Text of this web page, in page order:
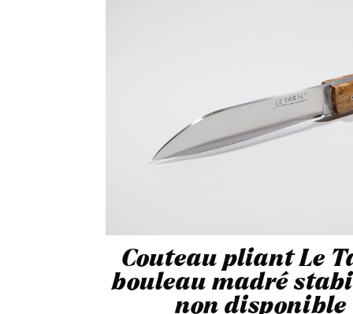
Couteau pliant Le
bouleau madré
non disponible